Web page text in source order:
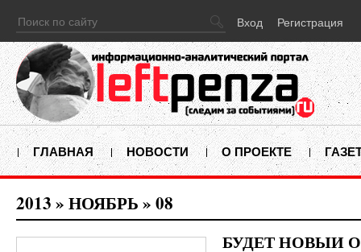
Вход Регистрация
ГЛАВНАЯ НОВОСТИ О ПРОЕКТЕ
2013 » НОЯБРЬ » 08
БУДЕТ НОВЫЙ